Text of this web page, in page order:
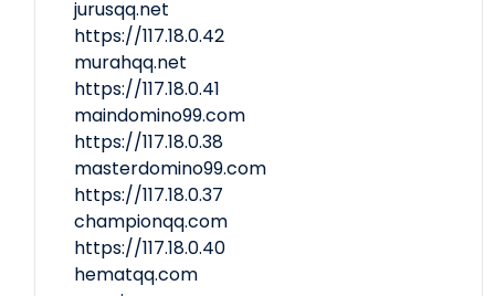
jurusqq.net
https://117.18.0.42
murahqq.net
https://117.18.0.41
maindomino99.com
https://117.18.0.38
masterdomino99.com
https://117.18.0.37
championqq.com
https://117.18.0.40
hematqq.com